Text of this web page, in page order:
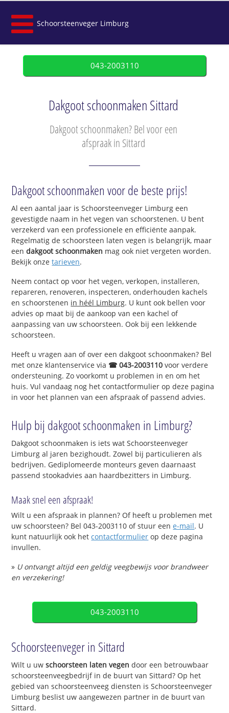
Schoorsteenveger Limburg
043-2003110
Dakgoot schoonmaken Sittard
Dakgoot schoonmaken? Bel voor een
afspraak in Sittard
Dakgoot schoonmaken voor de beste prijs!
Al een aantal jaar is Schoorsteenveger Limburg een
gevestigde naam in het vegen van schoorstenen. U bent
verzekerd van een professionele en efficiënte aanpak.
Regelmatig de schoorsteen laten vegen is belangrijk, maar
eendakgoot schoonmaken mag ook niet vergeten worden.
Bekijk onzetarieven.
Neem contact op voor het vegen, verkopen, installeren,
repareren, renoveren, inspecteren, onderhouden kachels
en schoorstenen in héél Limburg. U kunt ook bellen voor
advies op maat bij de aankoop van een kachel of
aanpassing van uw schoorsteen. Ook bij een lekkende
schoorsteen.
Heeft u vragen aan of over een dakgoot schoonmaken? Bel
met onze klantenservice via ☎ 043-2003110 voor verdere
ondersteuning. Zo voorkomt u problemen in en om het
huis. Vul vandaag nog het contactformulier op deze pagina
in voor het plannen van een afspraak of passend advies.
Hulp bij dakgoot schoonmaken in Limburg?
Dakgoot schoonmaken is iets wat Schoorsteenveger
Limburg al jaren bezighoudt. Zowel bij particulieren als
bedrijven. Gediplomeerde monteurs geven daarnaast
passend stookadvies aan haardbezitters in Limburg.
Maak snel een afspraak!
Wilt u een afspraak in plannen? Of heeft u problemen met
uw schoorsteen? Bel 043-2003110 of stuur eene-mail. U
kunt natuurlijk ook hetcontactformulier op deze pagina
invullen.
» U ontvangt altijd een geldig veegbewijs voor brandweer
en verzekering!
043-2003110
Schoorsteenveger in Sittard
Wilt u uwschoorsteen laten vegen door een betrouwbaar
schoorsteenveegbedrijf in de buurt van Sittard? Op het
gebied van schoorsteenveeg diensten is Schoorsteenveger
Limburg beslist uw aangewezen partner in de buurt van
Sittard.